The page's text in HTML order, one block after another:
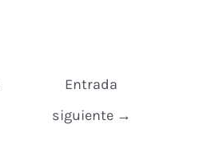
Entrada
siguiente →